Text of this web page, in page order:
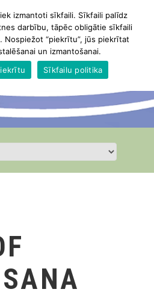
izmantoti sīkfaili. Sīkfaili palīdz
darbību, tāpēc obligātie sīkfaili
Nospiežot “piekrītu”, jūs piekrītat
un izmantošanai.
Sīkfailu politika